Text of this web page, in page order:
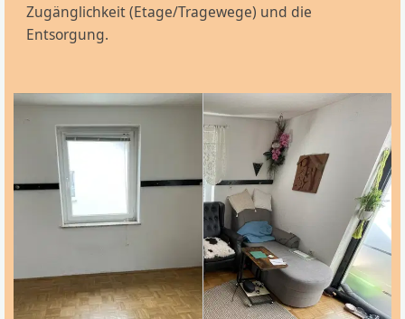
Zugänglichkeit (Etage/Tragewege) und die
Entsorgung.